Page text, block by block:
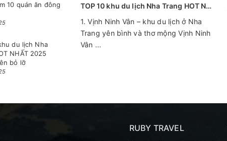
TOP 10 khu du lịch Nha Trang HOT NHẤT 2025 không nên bỏ lỡ
1. Vịnh Ninh Vân – khu du lịch ở Nha
Trang yên bình và thơ mộng Vịnh Ninh
Vân ...
10 quán ăn đông
du lịch Nha
NHẤT 2025
bỏ lỡ
RUBY TRAVEL